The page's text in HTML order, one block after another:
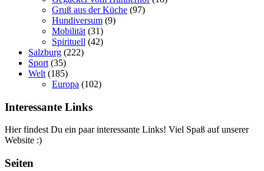
Gruß aus der Küche (97)
Hundiversum (9)
Mobilität (31)
Spirituell (42)
Salzburg (222)
Sport (35)
Welt (185)
Europa (102)
Interessante Links
Hier findest Du ein paar interessante Links! Viel Spaß auf unserer
Website :)
Seiten